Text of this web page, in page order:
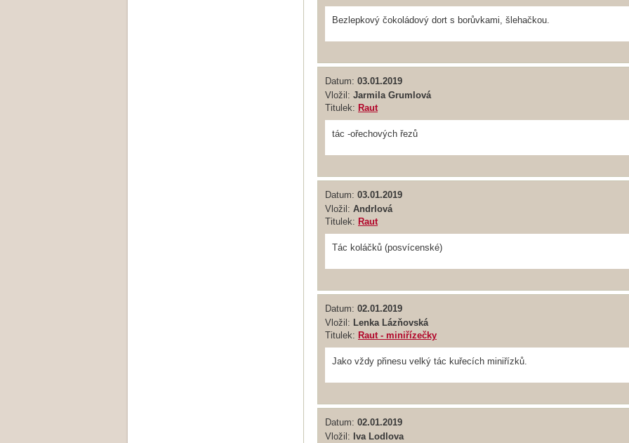
Bezlepkový čokoládový dort s borůvkami, šlehačkou.
Datum: 03.01.2019
Vložil: Jarmila Grumlová
Titulek: Raut
tác -ořechových řezů
Datum: 03.01.2019
Vložil: Andrlová
Titulek: Raut
Tác koláčků (posvícenské)
Datum: 02.01.2019
Vložil: Lenka Lázňovská
Titulek: Raut - miniřízečky
Jako vždy přinesu velký tác kuřecích miniřízků.
Datum: 02.01.2019
Vložil: Iva Lodlova